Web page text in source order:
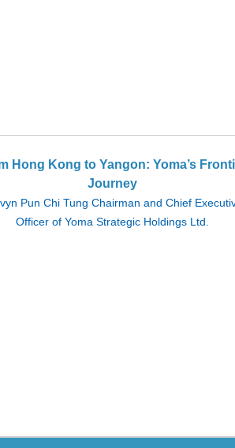
Hong Kong to Yangon: Yoma’s
Journey
Pun Chi Tung Chairman and Chief
Officer of Yoma Strategic Holdings Ltd.